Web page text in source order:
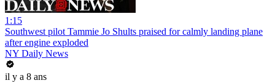
1:15
Southwest pilot Tammie Jo Shults praised for calmly landing plane
after engine exploded
NY Daily News
il y a 8 ans